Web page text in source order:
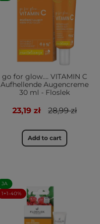
go for glow…. VITAMIN C
Aufhellende Augencreme
30 ml - Floslek
23,19 zł 28,99 zł
Add to cart
JA
1+1-40%